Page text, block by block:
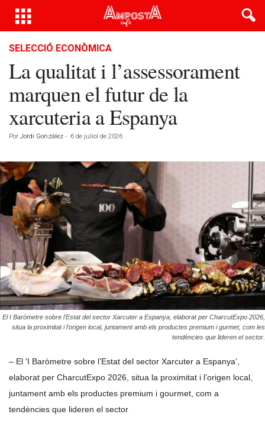
SELECCIÓ ECONÒMICA
La qualitat i l’assessorament
marquen el futur de la
xarcuteria a Espanya
Por Jordi González - 6 de juliol de 2026
El I Baròmetre sobre l'Estat del sector Xarcuter a Espanya, elaborat per CharcutExpo 2026,
situa la proximitat i l'origen local, juntament amb els productes premium i gurmet, com les
tendències que lideren el sector.
– El ‘I Baròmetre sobre l’Estat del sector Xarcuter a Espanya’,
elaborat per CharcutExpo 2026, situa la proximitat i l’origen local,
juntament amb els productes premium i gourmet, com a
tendències que lideren el sector